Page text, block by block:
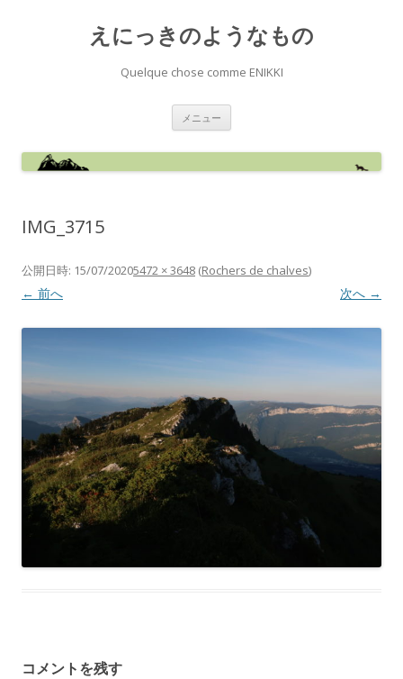
えにっきのようなもの
Quelque chose comme ENIKKI
メニュー
ン
へ
IMG_3715
公開日時: 15/07/20205472 × 3648 (Rochers de chalves)
← 前へ 次へ →
コメントを残す